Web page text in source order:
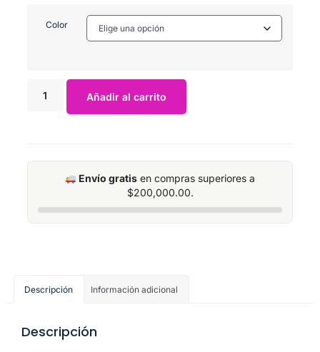
Color
Añadir al carrito
Envío gratis en compras superiores a
$200,000.00.
Descripción Información adicional
Descripción